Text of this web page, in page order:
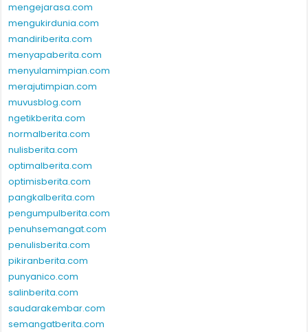
mengejarasa.com
mengukirdunia.com
mandiriberita.com
menyapaberita.com
menyulamimpian.com
merajutimpian.com
muvusblog.com
ngetikberita.com
normalberita.com
nulisberita.com
optimalberita.com
optimisberita.com
pangkalberita.com
pengumpulberita.com
penuhsemangat.com
penulisberita.com
pikiranberita.com
punyanico.com
salinberita.com
saudarakembar.com
semangatberita.com